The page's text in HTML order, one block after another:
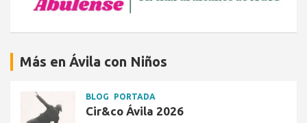
Más en Ávila con Niños
BLOG PORTADA
Cir&co Ávila 2026